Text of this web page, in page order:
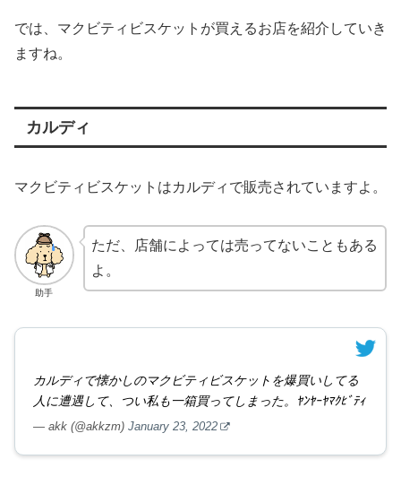
では、マクビティビスケットが買えるお店を紹介していき
ますね。
カルディ
マクビティビスケットはカルディで販売されていますよ。
助手
ただ、店舗によっては売ってないこともある
よ。
カルディで懐かしのマクビティビスケットを爆買いしてる
人に遭遇して、つい私も一箱買ってしまった。ﾔﾝﾔｰﾔﾏｸﾋﾞﾃｨ
— akk (@akkzm) January 23, 2022